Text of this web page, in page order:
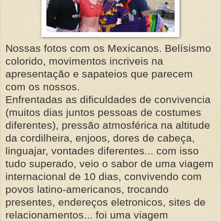
Nossas fotos com os Mexicanos. Belísismo
colorido, movimentos incriveis na
apresentação e sapateios que parecem
com os nossos.
Enfrentadas as dificuldades de convivencia
(muitos dias juntos pessoas de costumes
diferentes), pressão atmosférica na altitude
da cordilheira, enjoos, dores de cabeça,
linguajar, vontades diferentes... com isso
tudo superado, veio o sabor de uma viagem
internacional de 10 dias, convivendo com
povos latino-americanos, trocando
presentes, endereços eletronicos, sites de
relacionamentos... foi uma viagem